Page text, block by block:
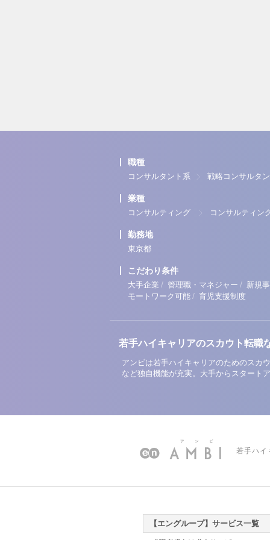
職種
コンサルタント系 戦略コンサルタ
業種
コンサルティング コンサルティン
勤務地
東京都
こだわり条件
大手企業 / 管理職・マネジャー / 新規
モートワーク可能 / 育児支援制度
若手ハイキャリアのスカウト転職
アンビは若手ハイキャリアのためのスカ
など独自機能が充実。大手からスタート
若手ハ
【エングループ】サービス一覧